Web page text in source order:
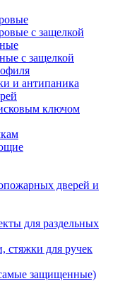
с защелкой
с защелкой
и антипаника
ключом
дверей и
для раздельных
стяжки для ручек
защищенные)